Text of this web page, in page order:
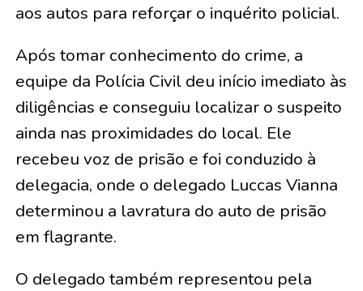
aos autos para reforçar o inquérito policial.
Após tomar conhecimento do crime, a
equipe da Polícia Civil deu início imediato às
diligências e conseguiu localizar o suspeito
ainda nas proximidades do local. Ele
recebeu voz de prisão e foi conduzido à
delegacia, onde o delegado Luccas Vianna
determinou a lavratura do auto de prisão
em flagrante.
O delegado também representou pela